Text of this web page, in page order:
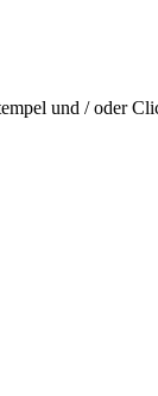
und / oder